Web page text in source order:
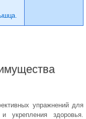
упражнений для
укрепления здоровья.